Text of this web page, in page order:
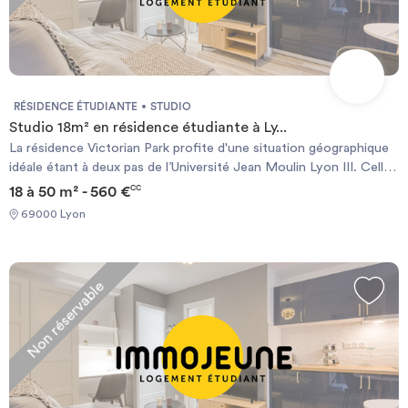
RÉSIDENCE ÉTUDIANTE STUDIO
Studio 18m² en résidence étudiante à Ly...
La résidence Victorian Park profite d'une situation géographique
idéale étant à deux pas de l’Université Jean Moulin Lyon III. Celle-
ci propose des studios meublés et tout équipés à des prix
adaptés. En plus, la résidence Victorian Park offre de nombreux
services tels qu'un service de gardiennage, une laverie ou encore
proximité des transports en commun, des commerces,
restaurants et cinémas.
18 à 50 m² - 560 €CC
69000 Lyon
Non réservable